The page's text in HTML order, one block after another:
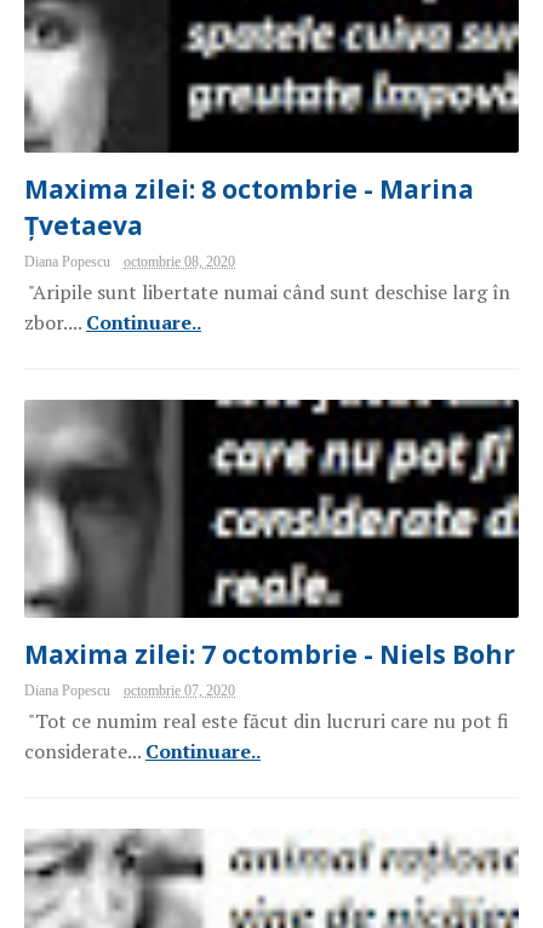
Maxima zilei: 8 octombrie - Marina
Țvetaeva
Diana Popescu octombrie 08, 2020
"Aripile sunt libertate numai când sunt deschise larg în
zbor.... Continuare..
Maxima zilei: 7 octombrie - Niels Bohr
Diana Popescu octombrie 07, 2020
"Tot ce numim real este făcut din lucruri care nu pot fi
considerate... Continuare..